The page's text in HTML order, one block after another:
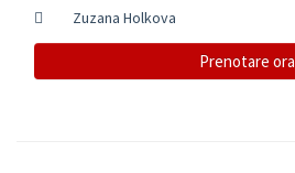
Zuzana Holkova
Prenotare ora